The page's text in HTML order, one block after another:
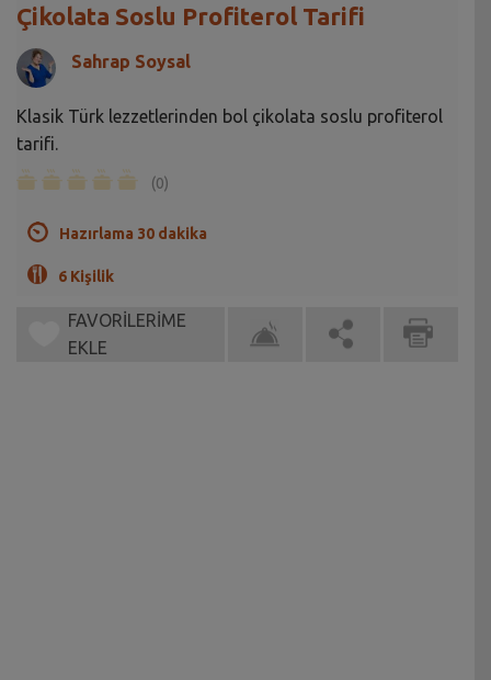
Çikolata Soslu Profiterol Tarifi
Sahrap Soysal
Klasik Türk lezzetlerinden bol çikolata soslu profiterol
tarifi.
(0)
Hazırlama 30 dakika
6 Kişilik
FAVORİLERİME
EKLE